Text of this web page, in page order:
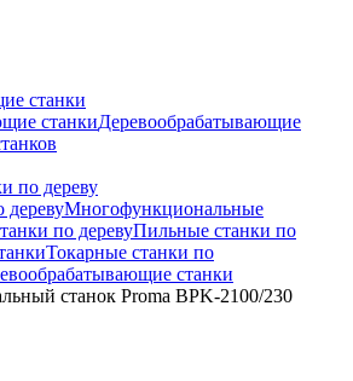
станки
станкиДеревообрабатывающие
по дереву
деревуМногофункциональные
по деревуПильные станки по
Токарные станки по
станки
станок Proma BPK-2100/230